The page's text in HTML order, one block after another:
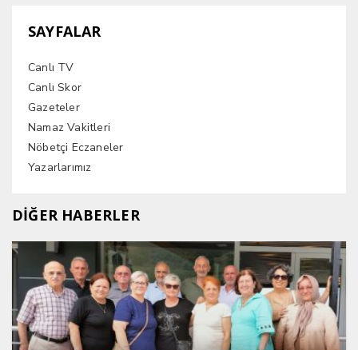
SAYFALAR
Canlı TV
Canlı Skor
Gazeteler
Namaz Vakitleri
Nöbetçi Eczaneler
Yazarlarımız
DİĞER HABERLER